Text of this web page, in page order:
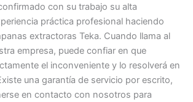
con su trabajo su alta
práctica profesional haciendo
extractoras Teka. Cuando llama al
empresa, puede confiar en que
el inconveniente y lo resolverá en
una garantía de servicio por escrito,
en contacto con nosotros para